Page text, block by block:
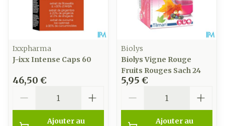
Ixxpharma
J-ixx Intense Caps 60
46,50 €
Ajouter au
Biolys
Biolys Vigne Rouge
Fruits Rouges Sach 24
5,95 €
Ajouter au